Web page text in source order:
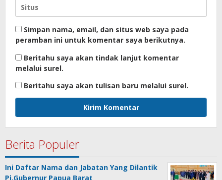
Simpan nama, email, dan situs web saya pada
peramban ini untuk komentar saya berikutnya.
Beritahu saya akan tindak lanjut komentar
melalui surel.
Beritahu saya akan tulisan baru melalui surel.
Berita Populer
Ini Daftar Nama dan Jabatan Yang Dilantik
Pj.Gubernur Papua Barat